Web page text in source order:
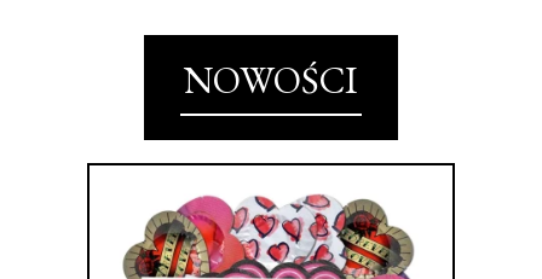
NOWOŚCI